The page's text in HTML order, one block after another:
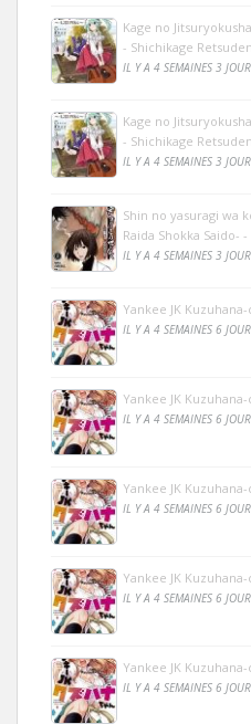
Kage no
- Shichikage
IL Y A 4 SEMAINES 3
Kage no
- Shichikage
IL Y A 4 SEMAINES 3
Shin no yasuragi wa
Raida Shokka Saido-
IL Y A 4 SEMAINES 3
Yankee JK
IL Y A 4 SEMAINES 6
Yankee JK
IL Y A 4 SEMAINES 6
Yankee JK
IL Y A 4 SEMAINES 6
Yankee JK
IL Y A 4 SEMAINES 6
Yankee JK
IL Y A 4 SEMAINES 6